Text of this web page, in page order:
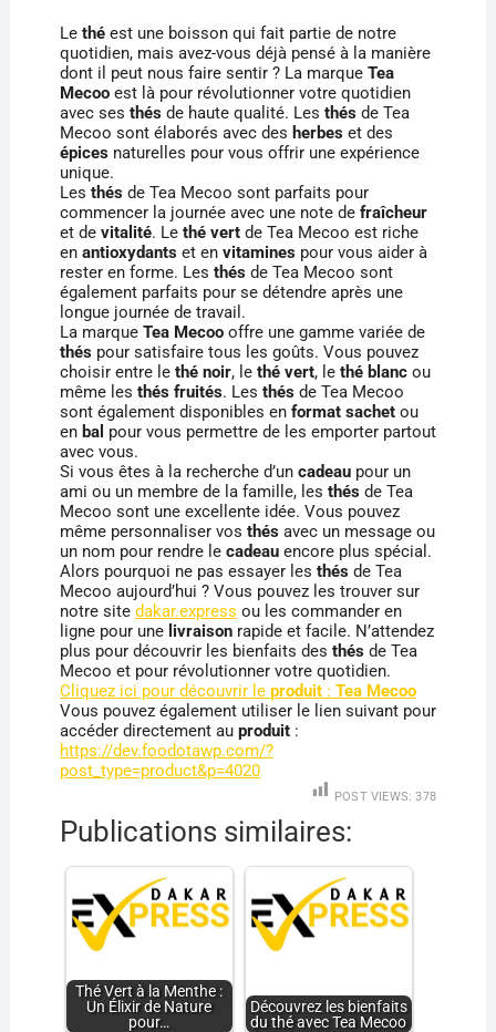
Le théest une boisson qui fait partie de notre
quotidien, mais avez-vous déjà pensé à la manière
dont il peut nous faire sentir ? La marque Tea
Mecooest là pour révolutionner votre quotidien
avec ses thésde haute qualité. Les thésde Tea
Mecoo sont élaborés avec des herbeset des
épicesnaturelles pour vous offrir une expérience
unique.
Les thésde Tea Mecoo sont parfaits pour
commencer la journée avec une note de fraîcheur
et de vitalité. Le thé vertde Tea Mecoo est riche
en antioxydantset en vitaminespour vous aider à
rester en forme. Les thésde Tea Mecoo sont
également parfaits pour se détendre après une
longue journée de travail.
La marque Tea Mecoooffre une gamme variée de
théspour satisfaire tous les goûts. Vous pouvez
choisir entre le thé noir, le thé vert, le thé blancou
même les thés fruités. Les thésde Tea Mecoo
sont également disponibles en format sachetou
en bal pour vous permettre de les emporter partout
avec vous.
Si vous êtes à la recherche d’un cadeaupour un
ami ou un membre de la famille, les thésde Tea
Mecoo sont une excellente idée. Vous pouvez
même personnaliser vos thésavec un message ou
un nom pour rendre le cadeauencore plus spécial.
Alors pourquoi ne pas essayer les thésde Tea
Mecoo aujourd’hui ? Vous pouvez les trouver sur
notre site dakar.express ou les commander en
ligne pour une livraisonrapide et facile. N’attendez
plus pour découvrir les bienfaits des thésde Tea
Mecoo et pour révolutionner votre quotidien.
Cliquez ici pour découvrir le produit: Tea Mecoo
Vous pouvez également utiliser le lien suivant pour
accéder directement au produit:
https://dev.foodotawp.com/?
post_type=product&p=4020
POST VIEWS: 378
Publications similaires:
Thé Vert à la Menthe :
Un Élixir de Nature
pour…
Découvrez les bienfaits
du thé avec Tea Mecoo